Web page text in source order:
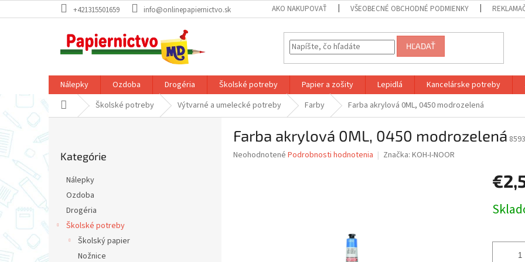
na
+421315501659 info@onlinepapiernictvo.sk AKO NAKUPOVAŤ VŠEOBECNÉ OBCHODNÉ PODMIENKY
HĽADAŤ
Nálepky Ozdoba Drogéria Školské potreby Papier a zošity Lepidlá Kancelárske potreby
DomovŠkolské potreby Výtvarné a umelecké potreby Farby Farba akrylová 0ML, 0450 modrozelená
o
kategórie
Kategórie
Nálepky
Ozdoba
Drogéria
Školské potreby
Školský papier
Nožnice
Farba akrylová 0ML, 0450 modrozelená
Priemerné
Neohodnotené Podrobnosti hodnotenia Značka: KOH-I-NOOR
cena: